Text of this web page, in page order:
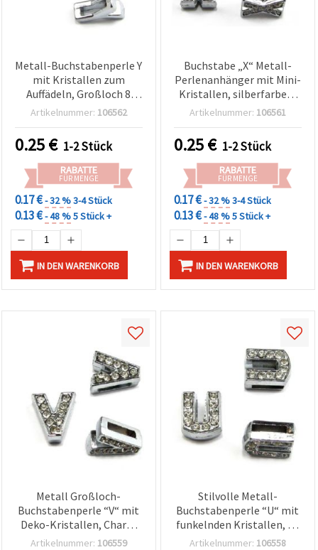
Metall-Buchstabenperle Y
mit Kristallen zum
Auffädeln, Großloch 8
mm, silberfarben – ideal
Schmuckprojekte
Artikelnummer: 106562
0.25€ 1-2 Stück
RABATTE
FÜR MENGE
0.17 €- 32 %3-4 Stück
0.13 €- 48 %5 Stück +
IN DEN WARENKORB
Buchstabe „X“ Metall-
Perlenanhänger mit Mini-
Kristallen, silberfarben,
Loch Ø 8 mm – DIY
Bastelzubehör
Artikelnummer: 106561
0.25€ 1-2 Stück
RABATTE
FÜR MENGE
0.17 €- 32 %3-4 Stück
0.13 €- 48 %5 Stück +
IN DEN WARENKORB
Metall Großloch-
Buchstabenperle “V“ mit
Deko-Kristallen, Charm
für DIY-Schmuck, Loch 8
Artikelnummer: 106559
Stilvolle Metall-
Buchstabenperle “U“ mit
funkelnden Kristallen, U-
förmiges 8-mm-Loch -
Artikelnummer: 106558